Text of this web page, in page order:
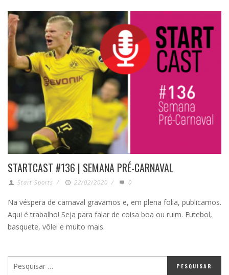
STARTCAST #136 | SEMANA PRÉ-CARNAVAL
Start Sports / 22/02/2020 / 0
Na véspera de carnaval gravamos e, em plena folia, publicamos.
Aqui é trabalho! Seja para falar de coisa boa ou ruim. Futebol,
basquete, vôlei e muito mais.